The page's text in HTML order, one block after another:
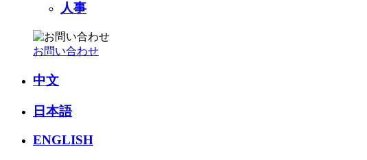
人事
お問い合わせ
中文
日本語
ENGLISH